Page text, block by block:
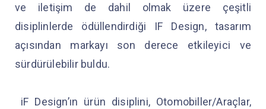
ve iletişim de dahil olmak üzere çeşitli
disiplinlerde ödüllendirdiği IF Design, tasarım
açısından markayı son derece etkileyici ve
sürdürülebilir buldu.
iF Design’ın ürün disiplini, Otomobiller/Araçlar,